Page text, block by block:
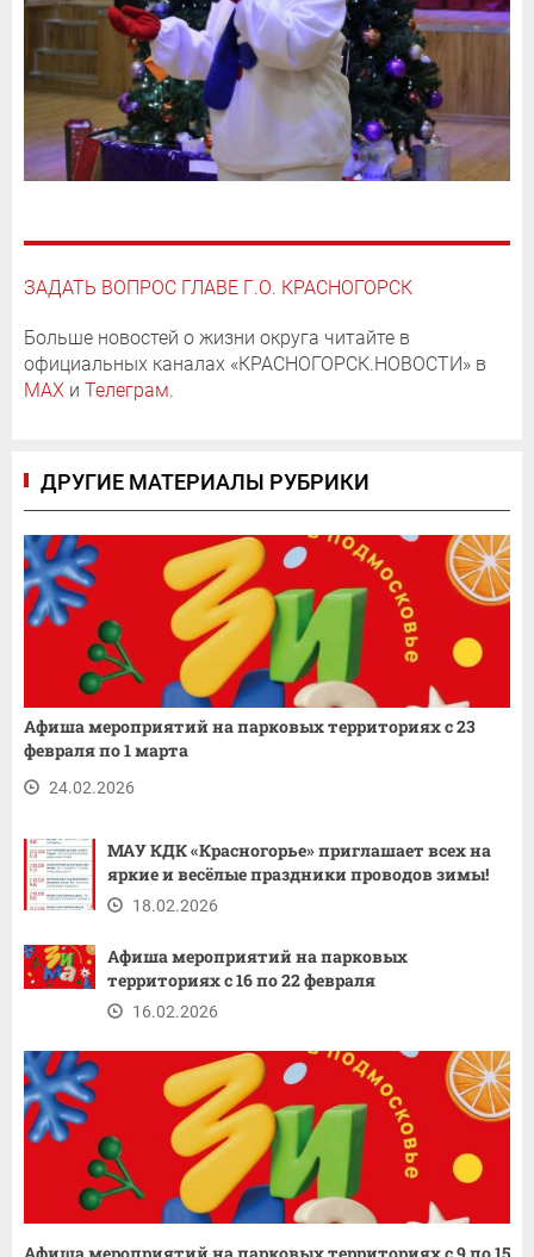
ЗАДАТЬ ВОПРОС ГЛАВЕ Г.О. КРАСНОГОРСК
Больше новостей о жизни округа читайте в
официальных каналах «КРАСНОГОРСК.НОВОСТИ» в
MAX и Телеграм.
ДРУГИЕ МАТЕРИАЛЫ РУБРИКИ
Афиша мероприятий на парковых территориях с 23
февраля по 1 марта
24.02.2026
МАУ КДК «Красногорье» приглашает всех на
яркие и весёлые праздники проводов зимы!
18.02.2026
Афиша мероприятий на парковых
территориях с 16 по 22 февраля
16.02.2026
Афиша мероприятий на парковых территориях с 9 по 15